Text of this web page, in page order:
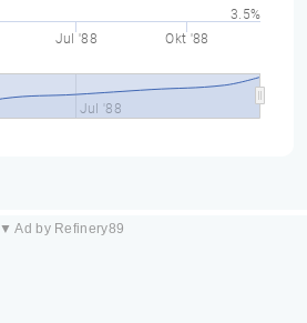
Jul '88 Okt '88
Jul '88
3.5%
▼ Ad by Refinery89